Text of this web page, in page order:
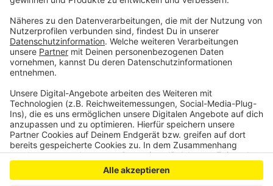
Anzeige
Anzeige